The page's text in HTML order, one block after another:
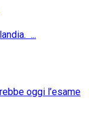
...
oggi l’esame